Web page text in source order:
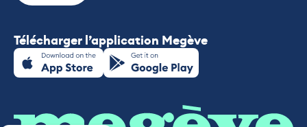
Télécharger l’application Megève